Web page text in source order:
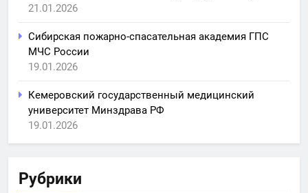
21.01.2026
Сибирская пожарно-спасательная академия ГПС
МЧС России
19.01.2026
Кемеровский государственный медицинский
университет Минздрава РФ
19.01.2026
Рубрики